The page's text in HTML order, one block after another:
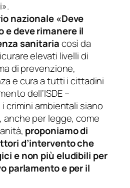
nazionale«Deve
e deve rimanere il
sanitariacosì da
elevati livelli di
di prevenzione,
e cura a tutti i cittadini
dell’ISDE –
i crimini ambientali siano
per legge, come
proponiamo di
d’intervento che
e non più eludibili per
parlamento e per il